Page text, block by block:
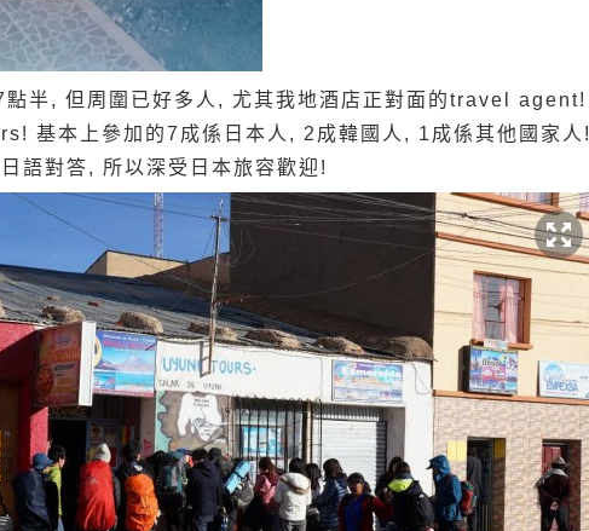
點半, 但周圍已好多人, 尤其我地酒店正對面的travel agent!
基本上參加的7成係日本人, 2成韓國人, 1成係其他國家人!
語對答, 所以深受日本旅容歡迎!